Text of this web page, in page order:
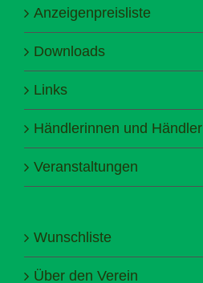
Anzeigenpreisliste
Downloads
Links
Händlerinnen und Händler
Veranstaltungen
Wunschliste
Über den Verein